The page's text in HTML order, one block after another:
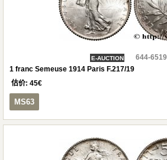
E-AUCTION
644-
1 franc Semeuse 1914 Paris F.217/19
估价: 45€
MS63